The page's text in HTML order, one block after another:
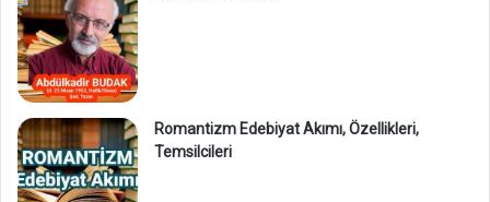
Romantizm Edebiyat Akımı, Özellikleri,
Temsilcileri